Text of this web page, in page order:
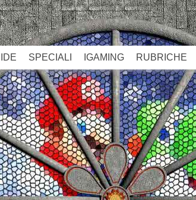
SPECIALI IGAMING RUBRICHE